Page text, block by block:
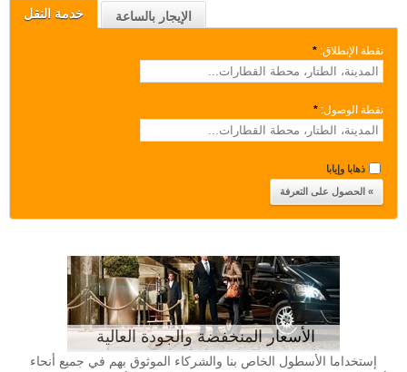
خدمة النقل الإيجار بالساعة
نقطة الإنطلاق: *
نقطة الوصول: *
ذهابا وإيابا
الأسعار المنخفضة والجودة العالية
إستخداما الأسطول الخاص بنا والشركاء الموثوق بهم في جميع أنحاء